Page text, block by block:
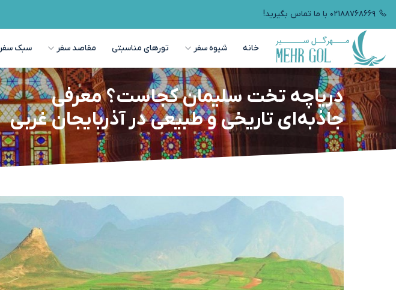
۰۲۱۸۸۷۶۸۶۶۹ با ما تماس بگیرید!
خانه شیوه سفر تورهای مناسبتی مقاصد سفر سبک سفر
دریاچه تخت سلیمان کجاست؟ معرفی
جاذبه‌ای تاریخی و طبیعی در آذربایجان غربی